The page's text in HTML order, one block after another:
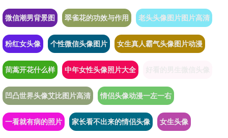
微信潮男背景图 翠雀花的功效与作用 老头头像图片图片高清
粉红女头像 个性微信头像图片 女生真人霸气头像图片动漫
茼蒿开花什么样 中年女性头像照片大全
凹凸世界头像艾比图片高清 情侣头像动漫一左一右
一看就有病的照片 家长看不出来的情侣头像 女生头像